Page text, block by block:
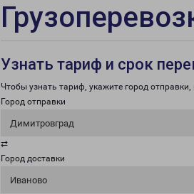
Узнать тариф и срок
Чтобы узнать тариф, укажите город отправки,
Город отправки
Димитровград
⇄
Город доставки
Иваново